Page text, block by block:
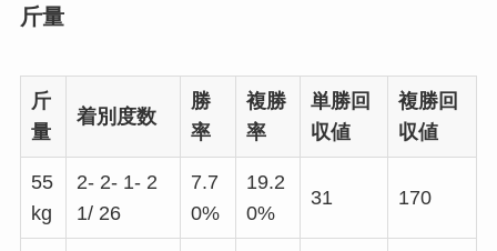
斤量
斤
量
着別度数
勝
率
複勝
率
単勝回
収値
複勝回
収値
55
kg
2- 2- 1- 2
1/ 26
7.7
0%
19.2
0%
31 170